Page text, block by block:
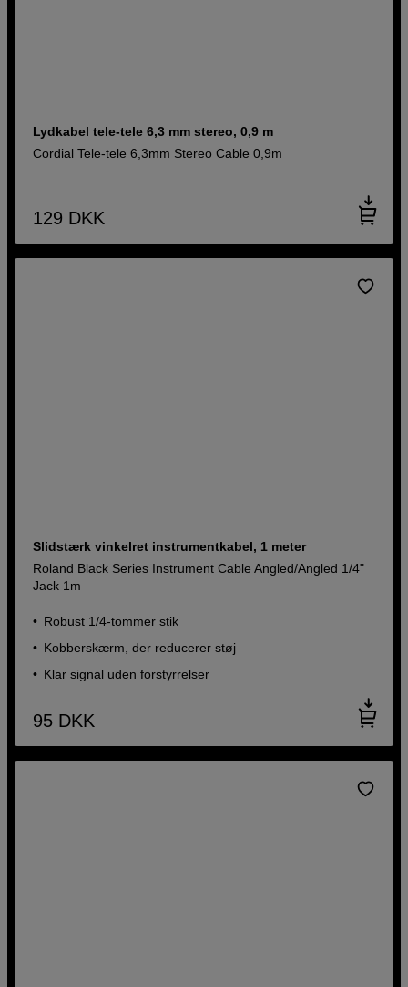
Lydkabel tele-tele 6,3 mm stereo, 0,9 m
Cordial Tele-tele 6,3mm Stereo Cable 0,9m
129 DKK
Slidstærk vinkelret instrumentkabel, 1 meter
Roland Black Series Instrument Cable Angled/Angled 1/4"
Jack 1m
Robust 1/4-tommer stik
Kobberskærm, der reducerer støj
Klar signal uden forstyrrelser
95 DKK